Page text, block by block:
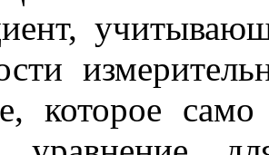
которое само